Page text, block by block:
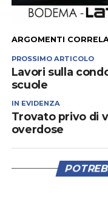
ARGOMENTI
PROSSIMO ARTICOLO
Lavori sulla
scuole
IN EVIDENZA
Trovato privo di
overdose